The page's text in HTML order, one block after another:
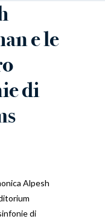
e le
di
Alpesh
di